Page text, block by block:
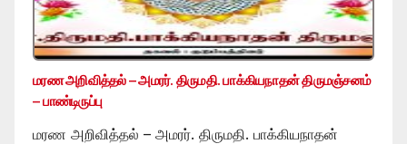
மரண அறிவித்தல் – அமரர். திருமதி. பாக்கியநாதன் திருமஞ்சனம்
– பாண்டிருப்பு
மரண அறிவித்தல் – அமரர். திருமதி. பாக்கியநாதன்